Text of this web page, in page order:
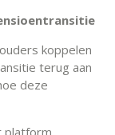
koppelen
terug aan
deze